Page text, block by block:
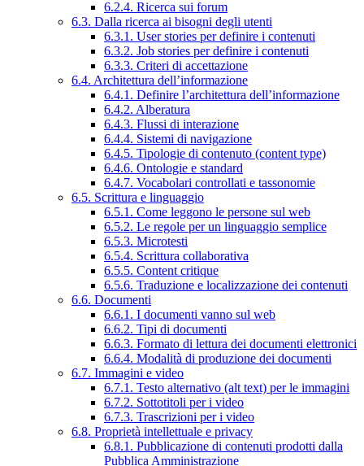
6.2.4. Ricerca sui forum
6.3. Dalla ricerca ai bisogni degli utenti
6.3.1. User stories per definire i contenuti
6.3.2. Job stories per definire i contenuti
6.3.3. Criteri di accettazione
6.4. Architettura dell’informazione
6.4.1. Definire l’architettura dell’informazione
6.4.2. Alberatura
6.4.3. Flussi di interazione
6.4.4. Sistemi di navigazione
6.4.5. Tipologie di contenuto (content type)
6.4.6. Ontologie e standard
6.4.7. Vocabolari controllati e tassonomie
6.5. Scrittura e linguaggio
6.5.1. Come leggono le persone sul web
6.5.2. Le regole per un linguaggio semplice
6.5.3. Microtesti
6.5.4. Scrittura collaborativa
6.5.5. Content critique
6.5.6. Traduzione e localizzazione dei contenuti
6.6. Documenti
6.6.1. I documenti vanno sul web
6.6.2. Tipi di documenti
6.6.3. Formato di lettura dei documenti elettronici
6.6.4. Modalità di produzione dei documenti
6.7. Immagini e video
6.7.1. Testo alternativo (alt text) per le immagini
6.7.2. Sottotitoli per i video
6.7.3. Trascrizioni per i video
6.8. Proprietà intellettuale e privacy
6.8.1. Pubblicazione di contenuti prodotti dalla
Pubblica Amministrazione